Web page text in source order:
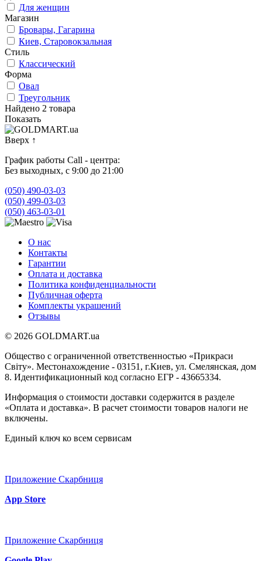
Для женщин
Магазин
Бровары, Гагарина
Киев, Старовокзальная
Стиль
Классический
Форма
Овал
Треугольник
Найдено 2 товара
Показать
Вверх ↑
График работы Call - центра:
Без выходных, с 9:00 до 21:00
(050) 490-03-03
(050) 499-03-03
(050) 463-03-01
О нас
Контакты
Гарантии
Оплата и доставка
Политика конфиденциальности
Публичная оферта
Комплекты украшений
Отзывы
© 2026 GOLDMART.ua
Общество с ограниченной ответственностью «Прикраси
Світу». Местонахождение - 03151, г.Киев, ул. Смелянская, дом
8. Идентификационный код согласно ЕГР - 43665334.
Информация о стоимости доставки содержится в разделе
«Оплата и доставка». В расчет стоимости товаров налоги не
включены.
Единый ключ ко всем сервисам
Приложение Скарбниця
App Store
Приложение Скарбниця